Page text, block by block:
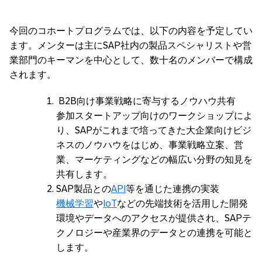
今回のコホートプログラムでは、以下の内容を予定してい
ます。メンターは主にSAP社内の製品スペシャリストや営
業部門のキーマンを中心として、数十名のメンバーで構成
されます。
B2B向け事業戦略に寄与するノウハウ共有
参加スタートアップ向けのワークショップによ
り、SAPがこれまで培ってきた大企業向けビジ
ネスのノウハウをはじめ、事業戦略立案、営
業、マーケティングなどの幅広い分野の知見を
共有します。
SAP製品とのAPI 等を通じた連携の実装
機械学習や IoTなどの先端技術を活用した開発
環境やデータへのアクセスが提供され、SAPテ
クノロジーや産業界のデータとの連携を可能と
します。